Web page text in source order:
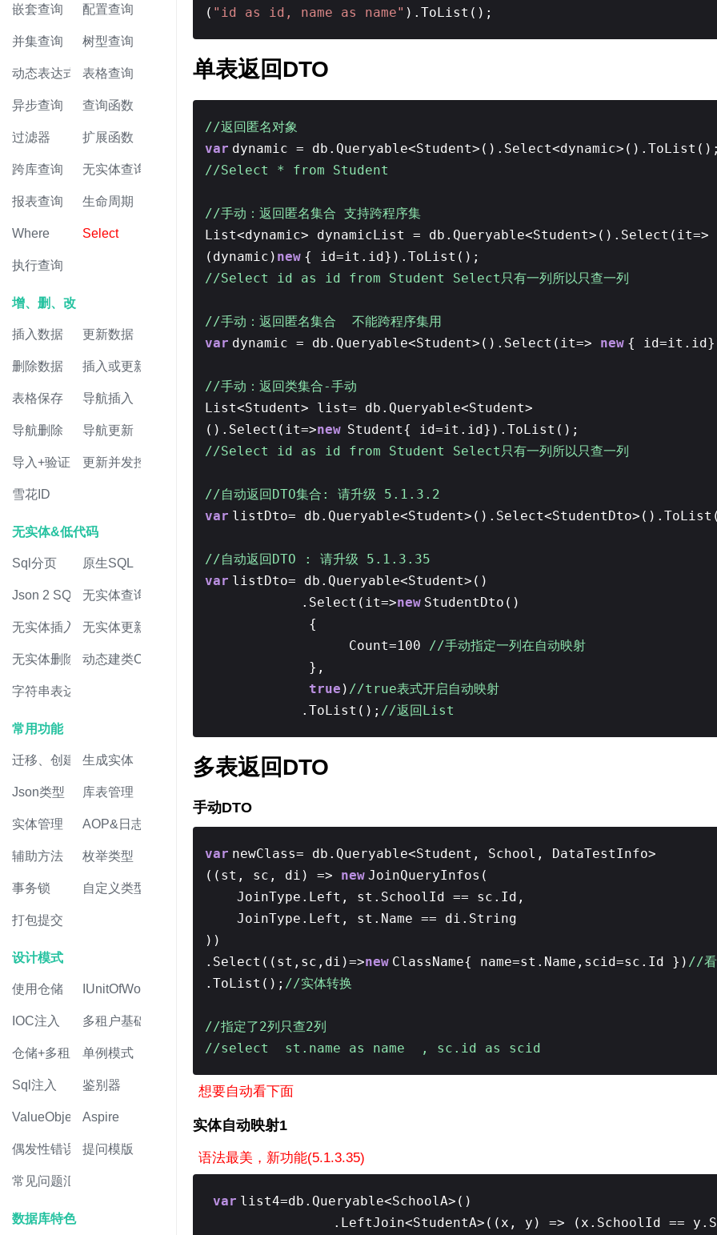
嵌套查询 配置查询
并集查询 树型查询
动态表达式 表格查询
异步查询 查询函数
过滤器 扩展函数
跨库查询 无实体查询
报表查询 生命周期
Where Select
执行查询
增、删、改
插入数据 更新数据
删除数据 插入或更新
表格保存 导航插入
导航删除 导航更新
导入+验证 更新并发控制
雪花ID
无实体&低代码
Sql分页 原生SQL
Json 2 SQL 无实体查询
无实体插入 无实体更新
无实体删除 动态建类CRUD
字符串表达式
常用功能
迁移、创建表生成实体
Json类型 库表管理
实体管理 AOP&日志
辅助方法 枚举类型
事务锁 自定义类型
打包提交
设计模式
使用仓储 IUnitOfWork
IOC注入 多租户基础
仓储+多租户单例模式
Sql注入 鉴别器
ValueObject值对象
Aspire
偶发性错误 提问模版
常见问题汇总
数据库特色
( "id as id, name as name" ).ToList();
单表返回DTO
//返回匿名对象
var dynamic = db.Queryable<Student>().Select<dynamic>().ToList();
//Select * from Student
//手动：返回匿名集合 支持跨程序集
List<dynamic> dynamicList = db.Queryable<Student>().Select(it=>
(dynamic) new { id=it.id}).ToList();
//Select id as id from Student Select只有一列所以只查一列
//手动：返回匿名集合 不能跨程序集用
var dynamic = db.Queryable<Student>().Select(it=> new {
//手动：返回类集合-手动
List<Student> list= db.Queryable<Student>
().Select(it=>new Student{ id=it.id}).ToList();
//Select id as id from Student Select只有一列所以只查一列
//自动返回DTO集合: 请升级 5.1.3.2
var listDto=
//自动返回DTO : 请升级 5.1.3.35
var listDto= db.Queryable<Student>()
.Select(it=>new StudentDto()
{
Count=100
//手动指定一列在自动映射
},
true ) //true表式开启自动映射
.ToList(); //返回List
多表返回DTO
手动DTO
var newClass= db.Queryable<Student, School, DataTestInfo>
((st, sc, di) => new JoinQueryInfos(
JoinType.Left, st.SchoolId == sc.Id,
JoinType.Left, st.Name == di.String
))
.Select((st,sc,di)=>new ClassName{ name=st.Name,scid=sc.Id }) //看
.ToList(); //实体转换
//指定了2列只查2列
//select st.name as name , sc.id as scid
想要自动看下面
实体自动映射1
语法最美，新功能(5.1.3.35)
var list4=db.Queryable<SchoolA>()
.LeftJoin<StudentA>((x, y) => (x.SchoolId ==